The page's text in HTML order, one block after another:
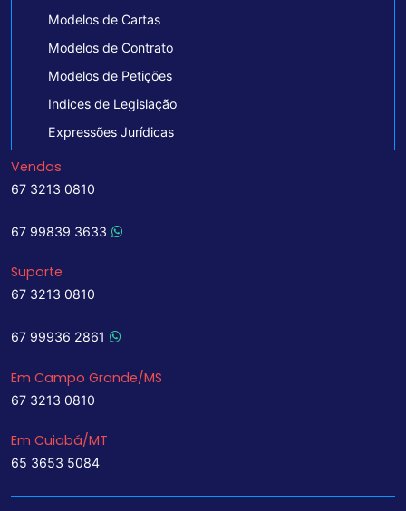
Modelos de Cartas
Modelos de Contrato
Modelos de Petições
Indices de Legislação
Expressões Jurídicas
Vendas
67 3213 0810
67 99839 3633
Suporte
67 3213 0810
67 99936 2861
Em Campo Grande/MS
67 3213 0810
Em Cuiabá/MT
65 3653 5084